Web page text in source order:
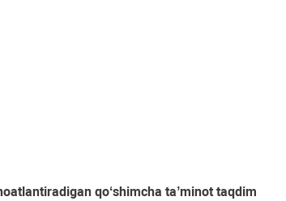
qoʻshimcha taʼminot taqdim